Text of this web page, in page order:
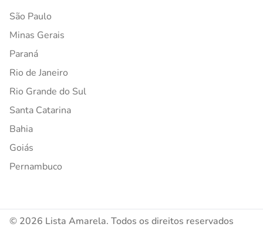
São Paulo
Minas Gerais
Paraná
Rio de Janeiro
Rio Grande do Sul
Santa Catarina
Bahia
Goiás
Pernambuco
© 2026 Lista Amarela. Todos os direitos reservados